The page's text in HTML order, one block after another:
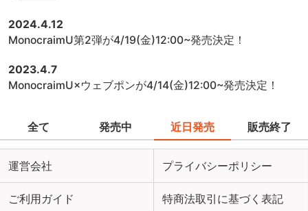
2024.4.12
MonocraimU第2弾が4/19(金)12:00~発売決定！
2023.4.7
MonocraimU×ウェブポンが4/14(金)12:00~発売決定！
全て 発売中 近日発売 販売終了
運営会社 プライバシーポリシー
ご利用ガイド 特商法取引に基づく表記